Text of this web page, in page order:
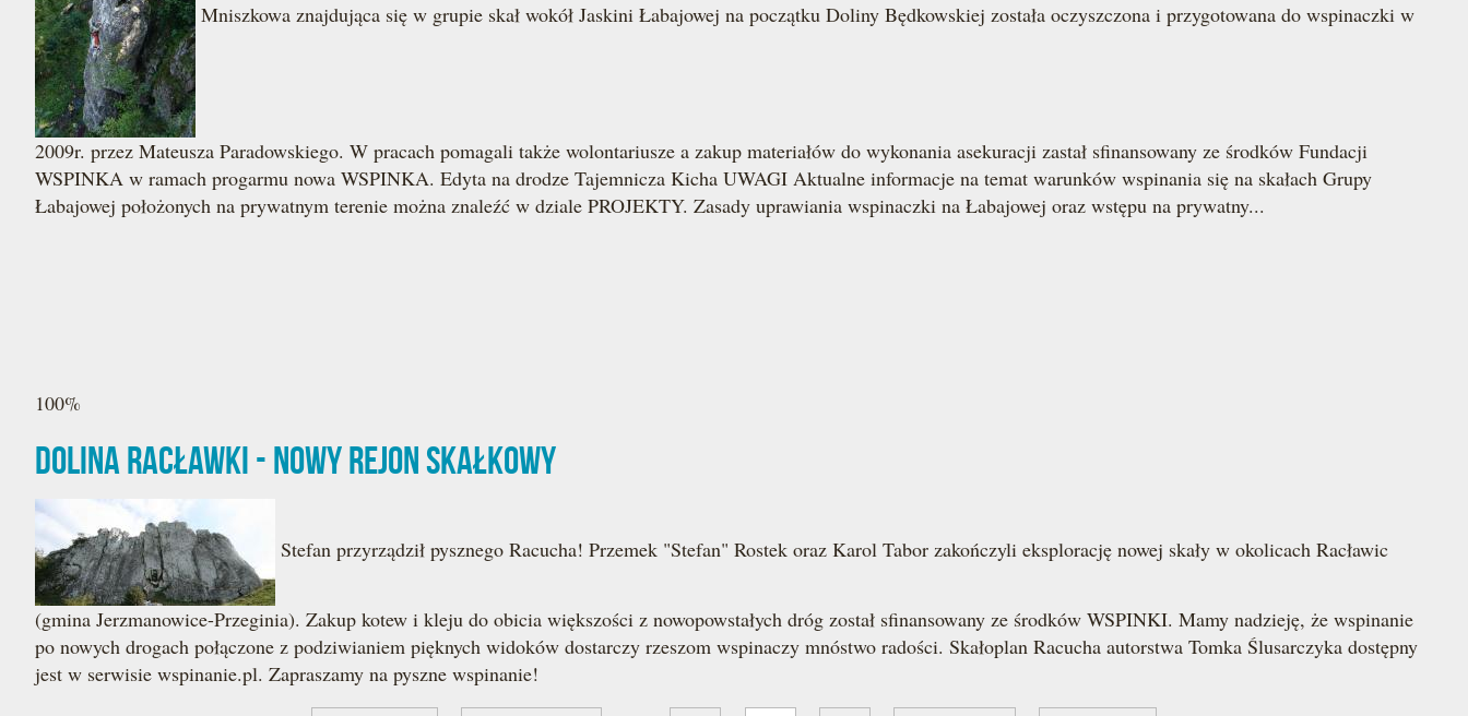
Mniszkowa znajdująca się w grupie skał wokół Jaskini Łabajowej na początku Doliny Będkowskiej została oczyszczona i przygotowana do wspinaczki w
2009r. przez Mateusza Paradowskiego. W pracach pomagali także wolontariusze a zakup materiałów do wykonania asekuracji zastał sfinansowany ze środków Fundacji
WSPINKA w ramach progarmu nowa WSPINKA. Edyta na drodze Tajemnicza Kicha UWAGI Aktualne informacje na temat warunków wspinania się na skałach Grupy
Łabajowej położonych na prywatnym terenie można znaleźć w dziale PROJEKTY. Zasady uprawiania wspinaczki na Łabajowej oraz wstępu na prywatny...
100%
Dolina Racławki - nowy rejon skałkowy
Stefan przyrządził pysznego Racucha! Przemek "Stefan" Rostek oraz Karol Tabor zakończyli eksplorację nowej skały w okolicach Racławic
(gmina Jerzmanowice-Przeginia). Zakup kotew i kleju do obicia większości z nowopowstałych dróg został sfinansowany ze środków WSPINKI. Mamy nadzieję, że wspinanie
po nowych drogach połączone z podziwianiem pięknych widoków dostarczy rzeszom wspinaczy mnóstwo radości. Skałoplan Racucha autorstwa Tomka Ślusarczyka dostępny
jest w serwisie wspinanie.pl. Zapraszamy na pyszne wspinanie!